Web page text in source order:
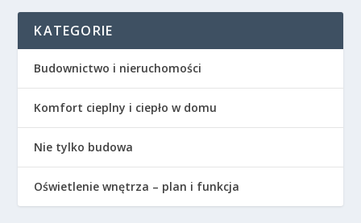
KATEGORIE
Budownictwo i nieruchomości
Komfort cieplny i ciepło w domu
Nie tylko budowa
Oświetlenie wnętrza – plan i funkcja